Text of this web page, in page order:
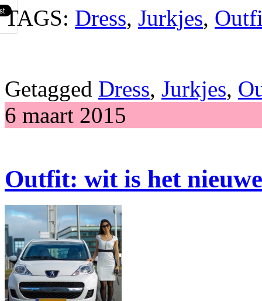
TAGS: Dress, Jurkjes,
Getagged Dress, Jurkjes,
6 maart 2015
Outfit: wit is het